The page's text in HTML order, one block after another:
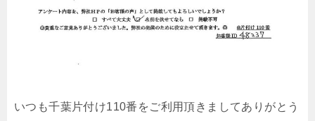
いつも千葉片付け110番をご利用頂きましてありがとう